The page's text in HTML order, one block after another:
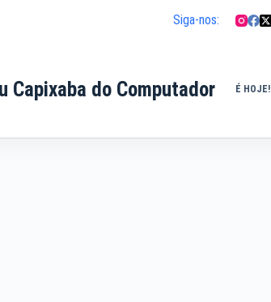
Siga-nos:
Capixaba do Computador É HOJE!